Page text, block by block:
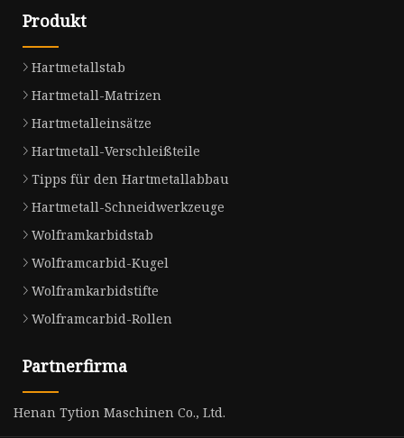
Produkt
Hartmetallstab
Hartmetall-Matrizen
Hartmetalleinsätze
Hartmetall-Verschleißteile
Tipps für den Hartmetallabbau
Hartmetall-Schneidwerkzeuge
Wolframkarbidstab
Wolframcarbid-Kugel
Wolframkarbidstifte
Wolframcarbid-Rollen
Partnerfirma
Henan Tytion Maschinen Co., Ltd.